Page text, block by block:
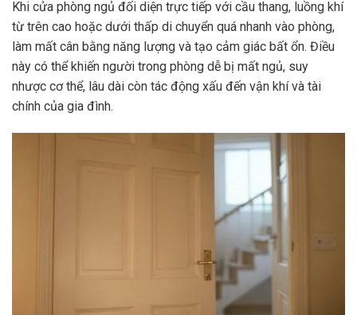
Khi cửa phòng ngủ đối diện trực tiếp với cầu thang, luồng khí
từ trên cao hoặc dưới thấp di chuyển quá nhanh vào phòng,
làm mất cân bằng năng lượng và tạo cảm giác bất ổn. Điều
này có thể khiến người trong phòng dễ bị mất ngủ, suy
nhược cơ thể, lâu dài còn tác động xấu đến vận khí và tài
chính của gia đình.